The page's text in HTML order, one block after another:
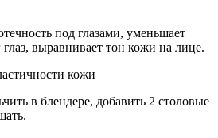
под глазами, уменьшает
выравнивает тон кожи на лице.
кожи
в блендере, добавить 2 столовые